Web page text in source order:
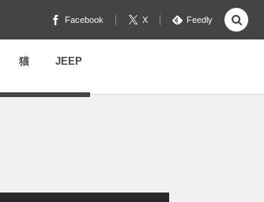
Facebook X Feedly
猫 JEEP